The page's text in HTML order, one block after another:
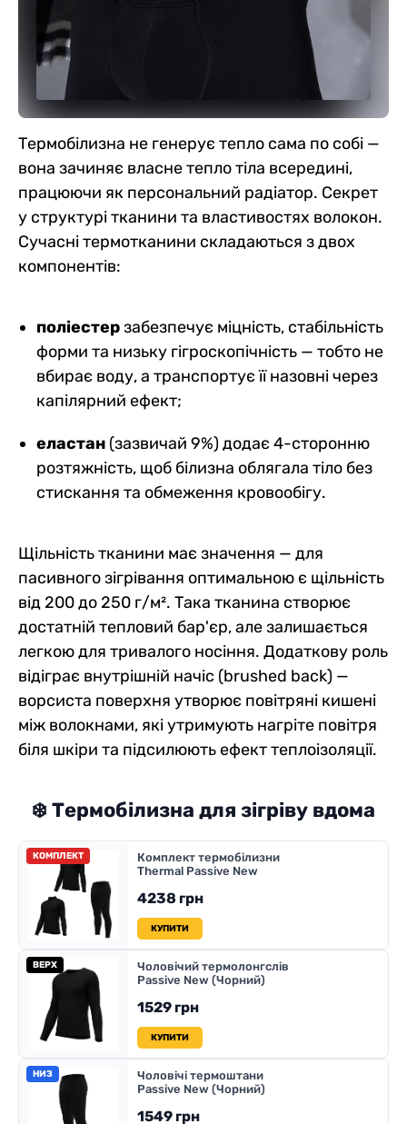
Термобілизна не генерує тепло сама по собі —
вона зачиняє власне тепло тіла всередині,
працюючи як персональний радіатор. Секрет
у структурі тканини та властивостях волокон.
Сучасні термотканини складаються з двох
компонентів:
поліестерзабезпечує міцність, стабільність
форми та низьку гігроскопічність — тобто не
вбирає воду, а транспортує її назовні через
капілярний ефект;
еластан (зазвичай 9%) додає 4-сторонню
розтяжність, щоб білизна облягала тіло без
стискання та обмеження кровообігу.
Щільність тканини має значення — для
пасивного зігрівання оптимальною є щільність
від 200 до 250 г/м². Така тканина створює
достатній тепловий бар'єр, але залишається
легкою для тривалого носіння. Додаткову роль
відіграє внутрішній начіс (brushed back) —
ворсиста поверхня утворює повітряні кишені
між волокнами, які утримують нагріте повітря
біля шкіри та підсилюють ефект теплоізоляції.
❄️ Термобілизна для зігріву вдома
КОМПЛЕКТ
Комплект термобілизни
Thermal Passive New
4238 грн
КУПИТИ
ВЕРХ
Чоловічий термолонгслів
Passive New (Чорний)
1529 грн
КУПИТИ
НИЗ
Чоловічі термоштани
Passive New (Чорний)
1549 грн